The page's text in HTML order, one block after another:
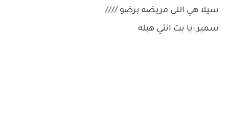
سيلا هي اللي مريضه برضو ////
سمير :يا بت انتي هبله